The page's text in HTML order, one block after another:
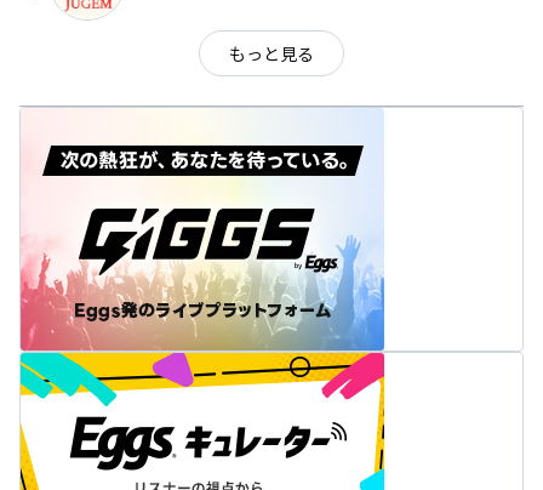
もっと見る